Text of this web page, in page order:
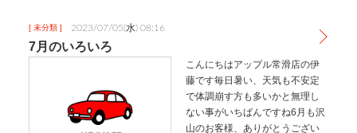
ると思います…
[ 未分類 ] 2023/07/05(水) 08:16
7月のいろいろ
こんにちはアップル常滑店の伊
藤です毎日暑い、天気も不安定
で体調崩す方も多いかと無理し
ない事がいちばんですね6月も沢
山のお客様、ありがとうござい